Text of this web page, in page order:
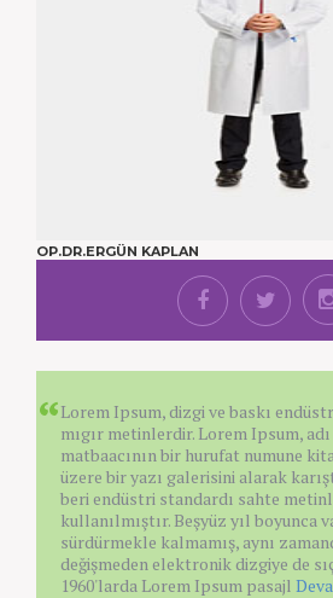
OP.DR.ERGÜN KAPLAN
Lorem Ipsum, dizgi ve baskı
mıgır metinlerdir. Lorem Ipsum,
matbaacının bir hurufat numune
üzere bir yazı galerisini alarak
beri endüstri standardı sahte
kullanılmıştır. Beşyüz yıl boyunca
sürdürmekle kalmamış, aynı
değişmeden elektronik dizgiye de
1960'larda Lorem Ipsum pasajl